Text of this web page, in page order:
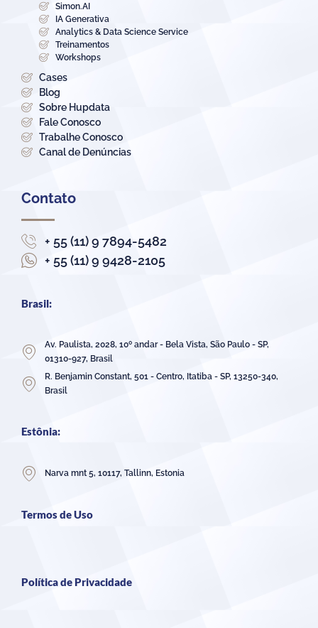
Simon.AI
IA Generativa
Analytics & Data Science Service
Treinamentos
Workshops
Cases
Blog
Sobre Hupdata
Fale Conosco
Trabalhe Conosco
Canal de Denúncias
Contato
+ 55 (11) 9 7894-5482
+ 55 (11) 9 9428-2105
Brasil:
Av. Paulista, 2028, 10º andar - Bela Vista, São Paulo - SP,
01310-927, Brasil
R. Benjamin Constant, 501 - Centro, Itatiba - SP, 13250-340,
Brasil
Estônia:
Narva mnt 5, 10117, Tallinn, Estonia
Termos de Uso
Política de Privacidade